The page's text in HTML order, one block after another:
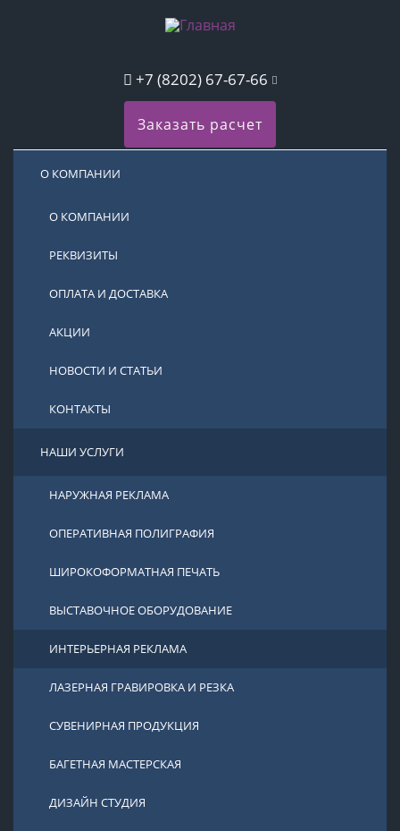
+7 (8202) 67-67-66
Заказать расчет
О КОМПАНИИ
О КОМПАНИИ
РЕКВИЗИТЫ
ОПЛАТА И ДОСТАВКА
АКЦИИ
НОВОСТИ И СТАТЬИ
КОНТАКТЫ
НАШИ УСЛУГИ
НАРУЖНАЯ РЕКЛАМА
ОПЕРАТИВНАЯ ПОЛИГРАФИЯ
ШИРОКОФОРМАТНАЯ ПЕЧАТЬ
ВЫСТАВОЧНОЕ ОБОРУДОВАНИЕ
ИНТЕРЬЕРНАЯ РЕКЛАМА
ЛАЗЕРНАЯ ГРАВИРОВКА И РЕЗКА
СУВЕНИРНАЯ ПРОДУКЦИЯ
БАГЕТНАЯ МАСТЕРСКАЯ
ДИЗАЙН СТУДИЯ